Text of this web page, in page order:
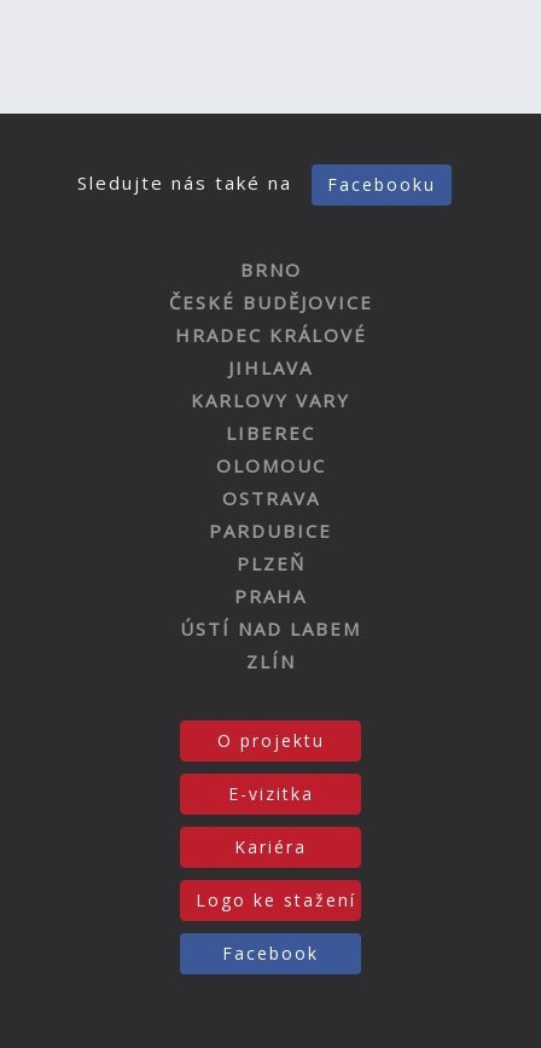
Sledujte nás také na Facebooku
BRNO
ČESKÉ BUDĚJOVICE
HRADEC KRÁLOVÉ
JIHLAVA
KARLOVY VARY
LIBEREC
OLOMOUC
OSTRAVA
PARDUBICE
PLZEŇ
PRAHA
ÚSTÍ NAD LABEM
ZLÍN
O projektu
E-vizitka
Kariéra
Logo ke stažení
Facebook